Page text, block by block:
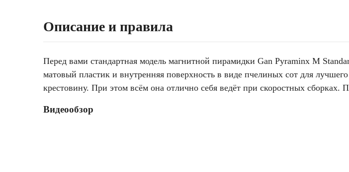
Описание и правила
Перед вами стандартная модель магнитной пирамидки Gan Pyraminx M
матовый пластик и внутренняя поверхность в виде пчелиных сот для
крестовину. При этом всём она отлично себя ведёт при скоростных
Видеообзор